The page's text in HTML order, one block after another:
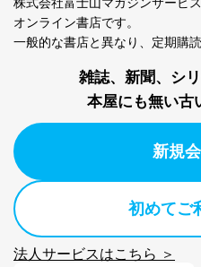
オンライン書店です。
一般的な書店と異なり、 定期購
雑誌、新聞、シ
本屋にも無い古
新規
初めてご
法人サービスはこちら ＞